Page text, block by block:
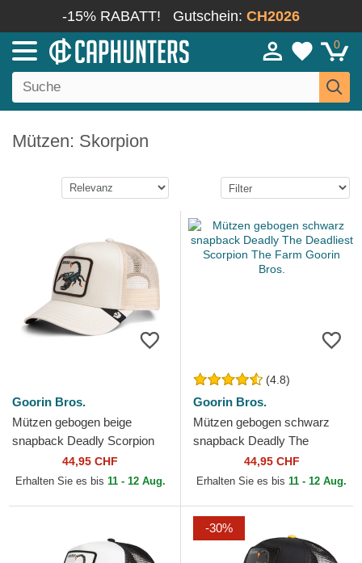
-15% RABATT! Gutschein: CH2026
0
Mützen: Skorpion
Goorin Bros.
Mützen gebogen beige
snapback Deadly Scorpion
The Farm Goorin Bros.
44,95 CHF
Erhalten Sie es bis 11 - 12 Aug.
(4.8)
Goorin Bros.
Mützen gebogen schwarz
snapback Deadly The
Deadliest Scorpion The Farm
Goorin Bros.
44,95 CHF
Erhalten Sie es bis 11 - 12 Aug.
-30%